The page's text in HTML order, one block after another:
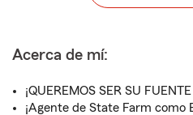
Acerca de mí:
¡QUEREMOS SER SU
¡Agente de State Farm como